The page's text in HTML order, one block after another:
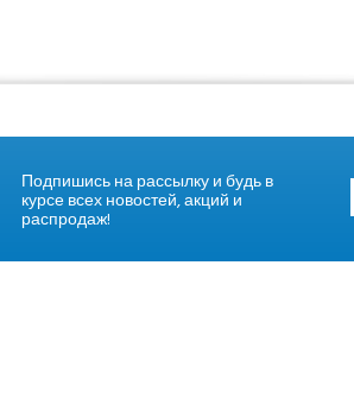
Подпишись на рассылку и будь в
курсе всех новостей, акций и
распродаж!